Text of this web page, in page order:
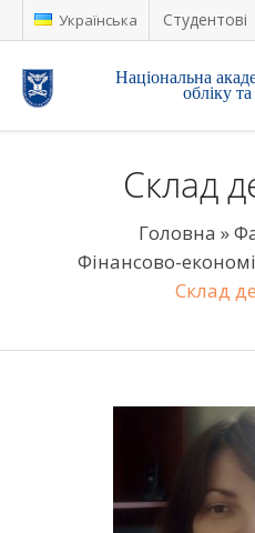
Українська Студентові
Національна
обліку
Склад
Головна »
Фінансово-
Склад